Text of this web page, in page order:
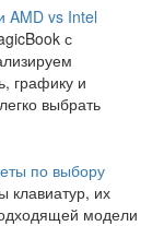
AMD vs Intel
с
графику и
выбрать
по выбору
клавиатур, их
модели